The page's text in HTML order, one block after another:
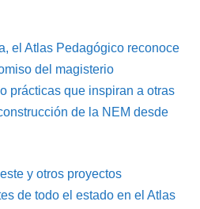
el Atlas Pedagógico reconoce
del magisterio
prácticas que inspiran a otras
de la NEM desde
y otros proyectos
de todo el estado en el Atlas